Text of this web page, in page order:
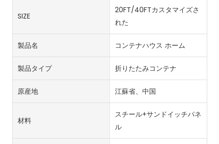
SIZE
20FT/40FTカスタマイズさ
れた
製品名 コンテナハウス ホーム
製品タイプ 折りたたみコンテナ
原産地 江蘇省、中国
材料
スチール+サンドイッチパネ
ル